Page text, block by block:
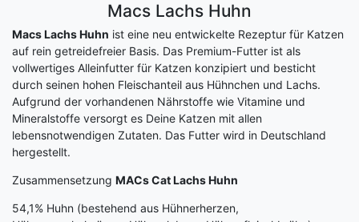
Macs Lachs Huhn
Macs Lachs Huhn ist eine neu entwickelte Rezeptur für Katzen
auf rein getreidefreier Basis. Das Premium-Futter ist als
vollwertiges Alleinfutter für Katzen konzipiert und besticht
durch seinen hohen Fleischanteil aus Hühnchen und Lachs.
Aufgrund der vorhandenen Nährstoffe wie Vitamine und
Mineralstoffe versorgt es Deine Katzen mit allen
lebensnotwendigen Zutaten. Das Futter wird in Deutschland
hergestellt.
Zusammensetzung MACs Cat Lachs Huhn
54,1% Huhn (bestehend aus Hühnerherzen,